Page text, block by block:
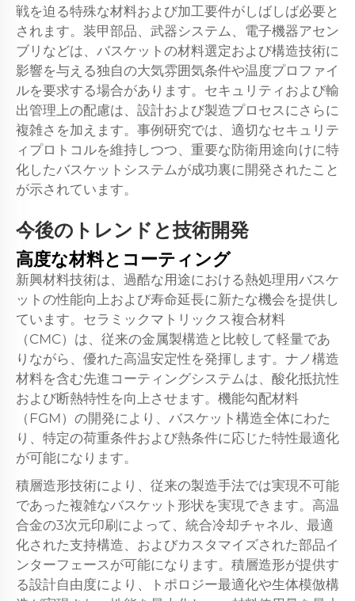
戦を迫る特殊な材料および加工要件がしばしば必要と
されます。装甲部品、武器システム、電子機器アセン
ブリなどは、バスケットの材料選定および構造技術に
影響を与える独自の大気雰囲気条件や温度プロファイ
ルを要求する場合があります。セキュリティおよび輸
出管理上の配慮は、設計および製造プロセスにさらに
複雑さを加えます。事例研究では、適切なセキュリテ
ィプロトコルを維持しつつ、重要な防衛用途向けに特
化したバスケットシステムが成功裏に開発されたこと
が示されています。
今後のトレンドと技術開発
高度な材料とコーティング
新興材料技術は、過酷な用途における熱処理用バスケ
ットの性能向上および寿命延長に新たな機会を提供し
ています。セラミックマトリックス複合材料
（CMC）は、従来の金属製構造と比較して軽量であ
りながら、優れた高温安定性を発揮します。ナノ構造
材料を含む先進コーティングシステムは、酸化抵抗性
および断熱特性を向上させます。機能勾配材料
（FGM）の開発により、バスケット構造全体にわた
り、特定の荷重条件および熱条件に応じた特性最適化
が可能になります。
積層造形技術により、従来の製造手法では実現不可能
であった複雑なバスケット形状を実現できます。高温
合金の3次元印刷によって、統合冷却チャネル、最適
化された支持構造、およびカスタマイズされた部品イ
ンターフェースが可能になります。積層造形が提供す
る設計自由度により、トポロジー最適化や生体模倣構